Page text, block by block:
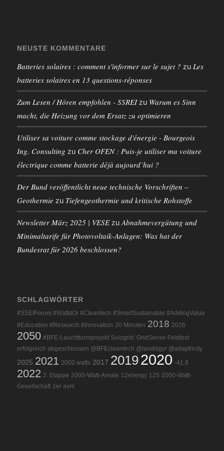
NEUSTE KOMMENTARE
Batteries solaires : comment s'informer sur le sujet ? zu Les
batteries solaires en 13 questions-réponses
Zum Lesen / Hören empfohlen - SSREIzu Warum es Sinn
macht, die Heizung vor dem Ersatz zu optimieren
Utiliser sa voiture comme stockage d'énergie - Bourgeois
Ing. Consulting zu Cher OFEN : Puis-je utiliser ma voiture
électrique comme batterie déjà aujourd’hui ?
Der Bund veröffentlicht neue technische Vorschriften –
Geothermie zu Tiefengeothermie und kritische Rohstoffe
Newsletter März 2025 | VESEzu Abnahmevergütung und
Minimaltarife für Photovoltaik-Anlagen: Was hat der
Bundesrat für 2026 beschlossen?
SCHLAGWÖRTER
#SSEIForum #WattdOr #Cleantech #SmartSustainable #AddingValue
#Education #Research #Innovation 20 Minuten 2018 2026
2050 #BFE-Leuchtturmprojekt Sologrid: GridSense-Feldtest
erfolgreich abgeschlossen @BFEcleantech @landisgyr @adaptricity
2025 2021 2000 watts 2017 20192020 -41.8
2022 2. Etappe 2000-Watt-Areale 12energy 125 2000-Watt-
Gesellschaft 1er avril